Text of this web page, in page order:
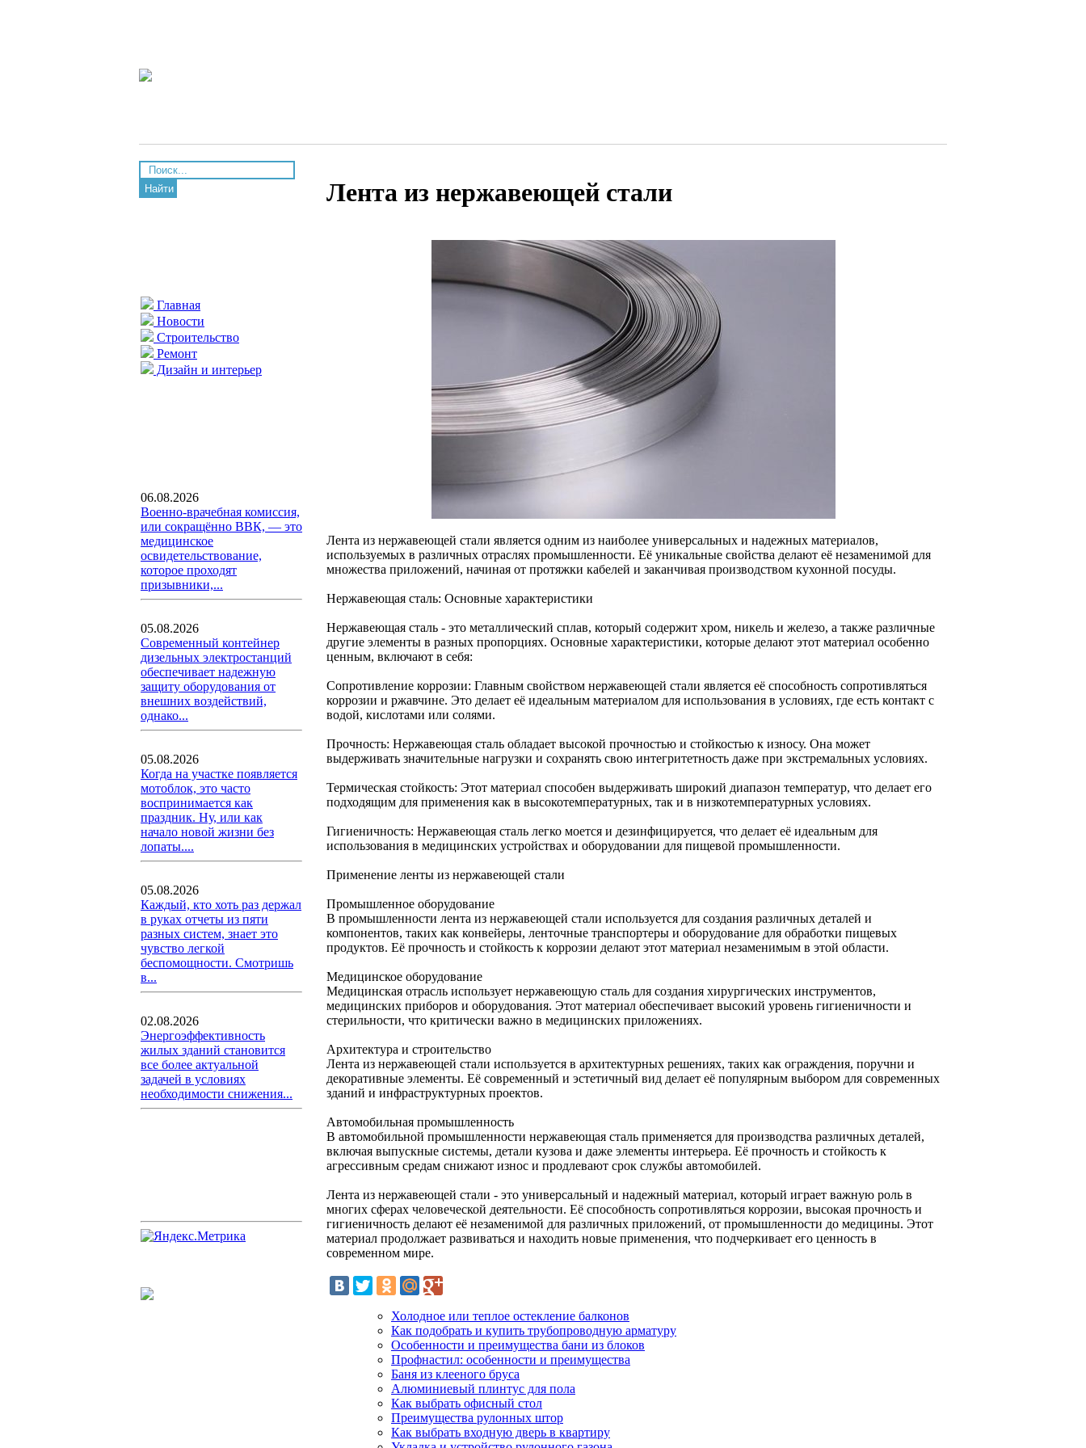
Найти
Главная
Новости
Строительство
Ремонт
Дизайн и интерьер
06.08.2026
Военно-врачебная комиссия,
или сокращённо ВВК, — это
медицинское
освидетельствование,
которое проходят
призывники,...
05.08.2026
Современный контейнер
дизельных электростанций
обеспечивает надежную
защиту оборудования от
внешних воздействий,
однако...
05.08.2026
Когда на участке появляется
мотоблок, это часто
воспринимается как
праздник. Ну, или как
начало новой жизни без
лопаты....
05.08.2026
Каждый, кто хоть раз держал
в руках отчеты из пяти
разных систем, знает это
чувство легкой
беспомощности. Смотришь
в...
02.08.2026
Энергоэффективность
жилых зданий становится
все более актуальной
задачей в условиях
необходимости снижения...
Лента из нержавеющей стали
Лента из нержавеющей стали является одним из наиболее универсальных и надежных материалов,
используемых в различных отраслях промышленности. Её уникальные свойства делают её незаменимой для
множества приложений, начиная от протяжки кабелей и заканчивая производством кухонной посуды.
Нержавеющая сталь: Основные характеристики
Нержавеющая сталь - это металлический сплав, который содержит хром, никель и железо, а также различные
другие элементы в разных пропорциях. Основные характеристики, которые делают этот материал особенно
ценным, включают в себя:
Сопротивление коррозии: Главным свойством нержавеющей стали является её способность сопротивляться
коррозии и ржавчине. Это делает её идеальным материалом для использования в условиях, где есть контакт с
водой, кислотами или солями.
Прочность: Нержавеющая сталь обладает высокой прочностью и стойкостью к износу. Она может
выдерживать значительные нагрузки и сохранять свою интегритетность даже при экстремальных условиях.
Термическая стойкость: Этот материал способен выдерживать широкий диапазон температур, что делает его
подходящим для применения как в высокотемпературных, так и в низкотемпературных условиях.
Гигиеничность: Нержавеющая сталь легко моется и дезинфицируется, что делает её идеальным для
использования в медицинских устройствах и оборудовании для пищевой промышленности.
Применение ленты из нержавеющей стали
Промышленное оборудование
В промышленности лента из нержавеющей стали используется для создания различных деталей и
компонентов, таких как конвейеры, ленточные транспортеры и оборудование для обработки пищевых
продуктов. Её прочность и стойкость к коррозии делают этот материал незаменимым в этой области.
Медицинское оборудование
Медицинская отрасль использует нержавеющую сталь для создания хирургических инструментов,
медицинских приборов и оборудования. Этот материал обеспечивает высокий уровень гигиеничности и
стерильности, что критически важно в медицинских приложениях.
Архитектура и строительство
Лента из нержавеющей стали используется в архитектурных решениях, таких как ограждения, поручни и
декоративные элементы. Её современный и эстетичный вид делает её популярным выбором для современных
зданий и инфраструктурных проектов.
Автомобильная промышленность
В автомобильной промышленности нержавеющая сталь применяется для производства различных деталей,
включая выпускные системы, детали кузова и даже элементы интерьера. Её прочность и стойкость к
агрессивным средам снижают износ и продлевают срок службы автомобилей.
Лента из нержавеющей стали - это универсальный и надежный материал, который играет важную роль в
многих сферах человеческой деятельности. Её способность сопротивляться коррозии, высокая прочность и
гигиеничность делают её незаменимой для различных приложений, от промышленности до медицины. Этот
материал продолжает развиваться и находить новые применения, что подчеркивает его ценность в
современном мире.
Холодное или теплое остекление балконов
Как подобрать и купить трубопроводную арматуру
Особенности и преимущества бани из блоков
Профнастил: особенности и преимущества
Баня из клееного бруса
Алюминиевый плинтус для пола
Как выбрать офисный стол
Преимущества рулонных штор
Как выбрать входную дверь в квартиру